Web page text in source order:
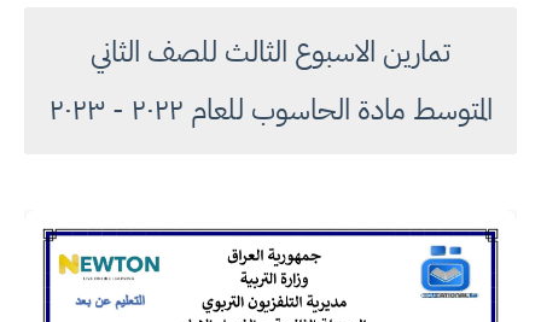
تمارين الاسبوع الثالث للصف الثاني
المتوسط مادة الحاسوب للعام ٢٠٢٢ - ٢٠٢٣